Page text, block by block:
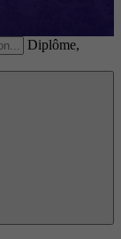
Diplôme,